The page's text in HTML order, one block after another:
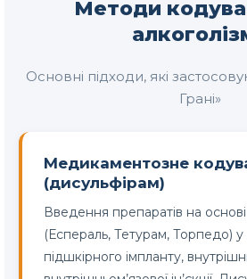
Методи
Основні підходи, які
Грані»
Медикаментозне
(дисульфірам)
Введення препаратів на
(Еспераль, Тетурам, Торпедо) у
підшкірного імпланту,